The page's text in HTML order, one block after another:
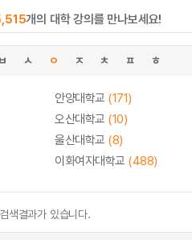
개의 대학 강의를 만나보세요!
ㅂ ㅅ ㅇ ㅈ ㅊ ㅍ ㅎ
안양대학교 (171)
오산대학교 (10)
울산대학교 (8)
이화여자대학교 (488)
색결과가 있습니다.